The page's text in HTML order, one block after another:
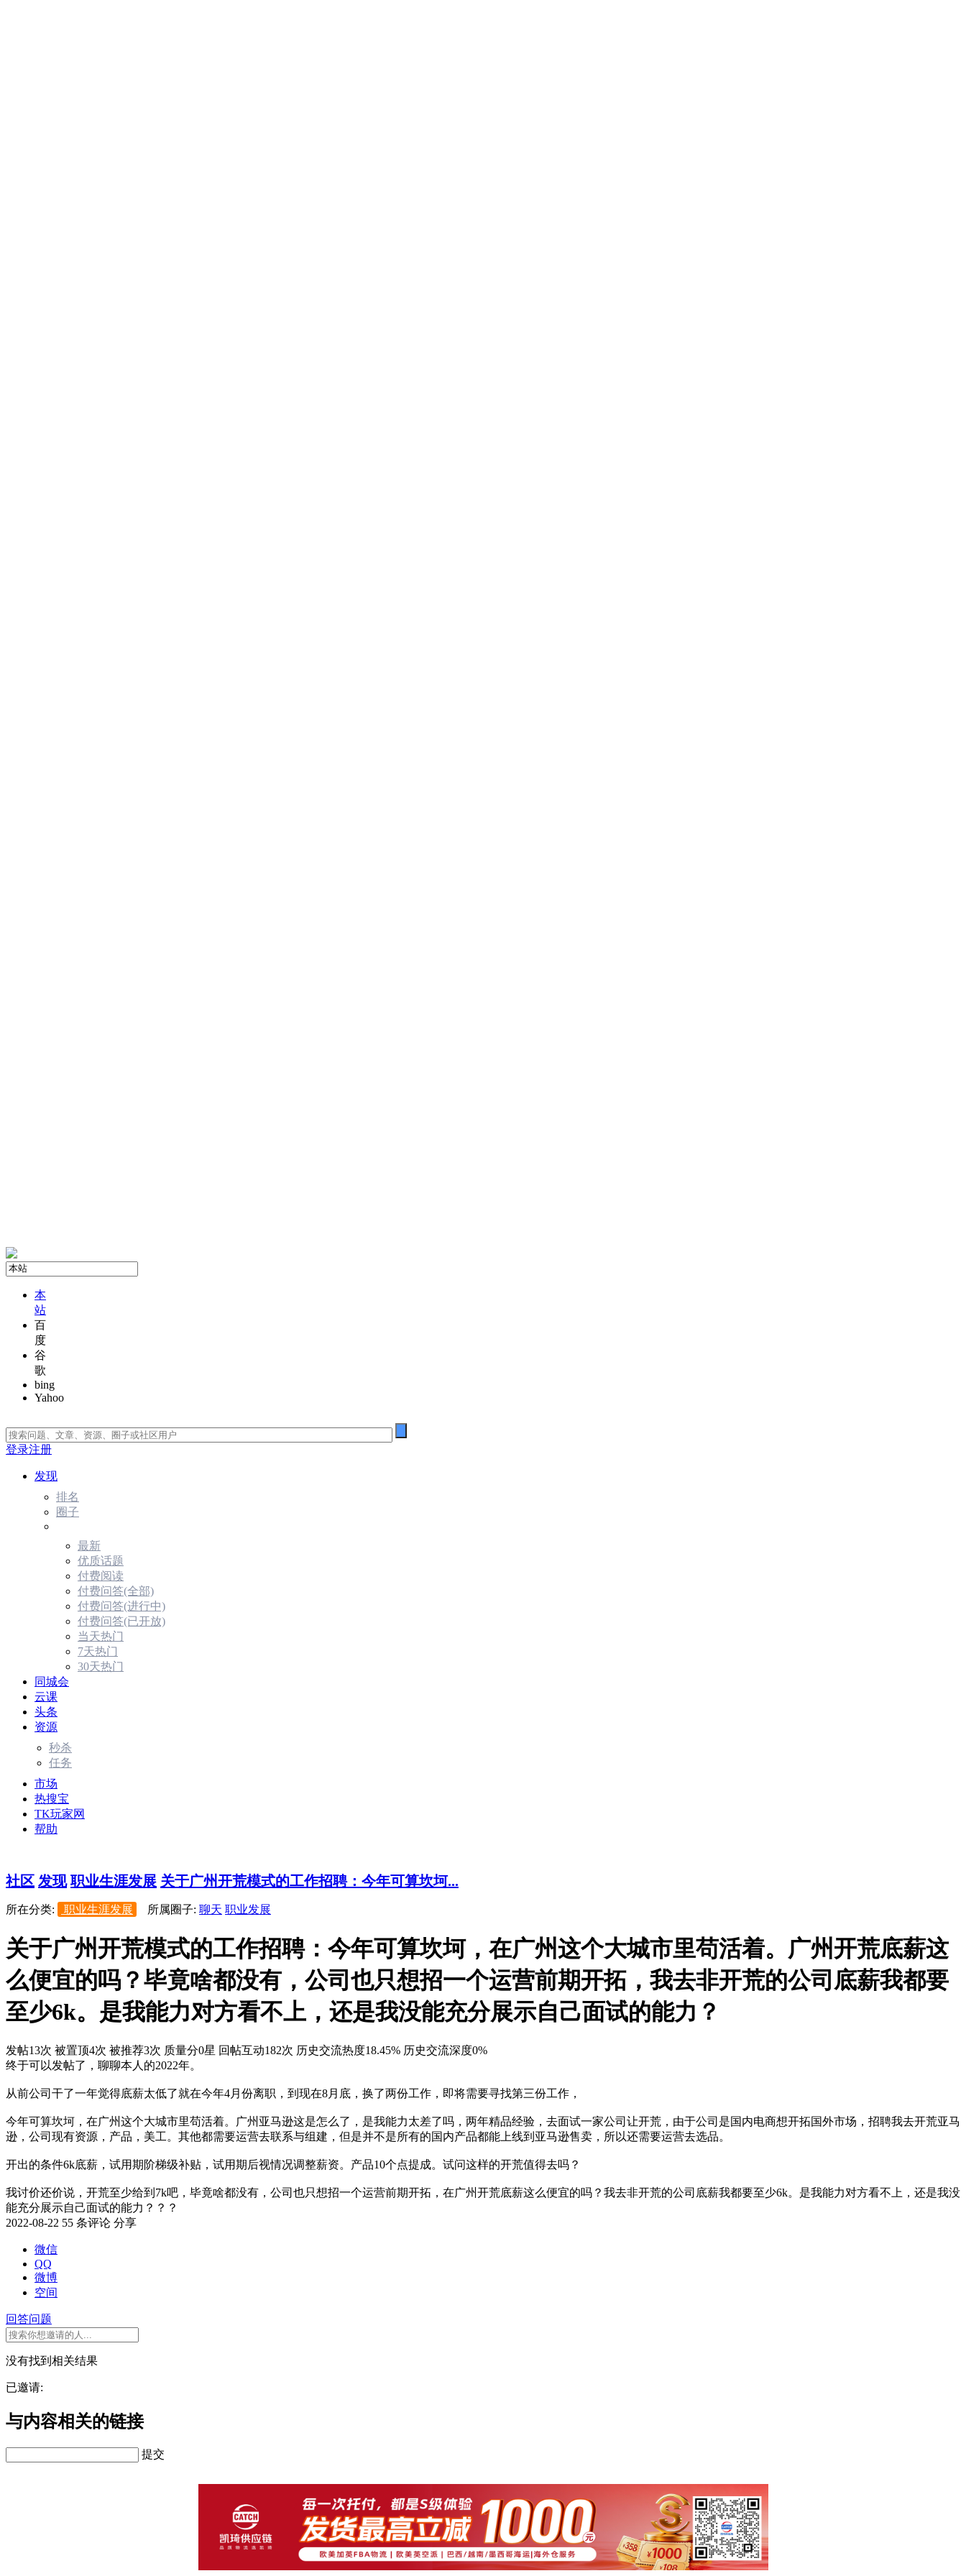
本
站
百
度
谷
歌
bing
Yahoo
登录注册
发现
排名
圈子
最新
优质话题
付费阅读
付费问答(全部)
付费问答(进行中)
付费问答(已开放)
当天热门
7天热门
30天热门
同城会
云课
头条
资源
秒杀
任务
市场
热搜宝
TK玩家网
帮助
社区 发现 职业生涯发展 关于广州开荒模式的工作招聘：今年可算坎坷...
所在分类: 职业生涯发展 所属圈子: 聊天 职业发展
关于广州开荒模式的工作招聘：今年可算坎坷，在广州这个大城市里苟活着。广州开荒底薪这
么便宜的吗？毕竟啥都没有，公司也只想招一个运营前期开拓，我去非开荒的公司底薪我都要
至少6k。是我能力对方看不上，还是我没能充分展示自己面试的能力？
发帖13次 被置顶4次 被推荐3次 质量分0星 回帖互动182次 历史交流热度18.45% 历史交流深度0%
终于可以发帖了，聊聊本人的2022年。
从前公司干了一年觉得底薪太低了就在今年4月份离职，到现在8月底，换了两份工作，即将需要寻找第三份工作，
今年可算坎坷，在广州这个大城市里苟活着。广州亚马逊这是怎么了，是我能力太差了吗，两年精品经验，去面试一家公司让开荒，由于公司是国内电商想开拓国外市场，招聘我去开荒亚马
逊，公司现有资源，产品，美工。其他都需要运营去联系与组建，但是并不是所有的国内产品都能上线到亚马逊售卖，所以还需要运营去选品。
开出的条件6k底薪，试用期阶梯级补贴，试用期后视情况调整薪资。产品10个点提成。试问这样的开荒值得去吗？
我讨价还价说，开荒至少给到7k吧，毕竟啥都没有，公司也只想招一个运营前期开拓，在广州开荒底薪这么便宜的吗？我去非开荒的公司底薪我都要至少6k。是我能力对方看不上，还是我没
能充分展示自己面试的能力？？？
2022-08-22 55 条评论 分享
微信
QQ
微博
空间
回答问题
没有找到相关结果
已邀请:
与内容相关的链接
提交